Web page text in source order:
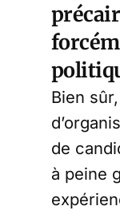
Bien
de
à peine